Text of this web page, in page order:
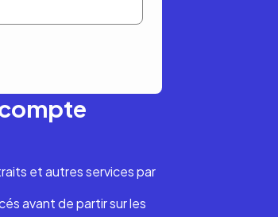
et autres services par
avant de partir sur les